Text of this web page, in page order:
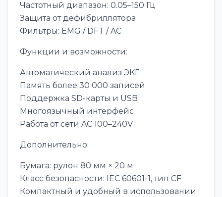
Частотный диапазон: 0.05–150 Гц
Защита от дефибриллятора
Фильтры: EMG / DFT / AC
Функции и возможности:
Автоматический анализ ЭКГ
Память более 30 000 записей
Поддержка SD-карты и USB
Многоязычный интерфейс
Работа от сети AC 100–240V
Дополнительно:
Бумага: рулон 80 мм × 20 м
Класс безопасности: IEC 60601-1, тип CF
Компактный и удобный в использовании